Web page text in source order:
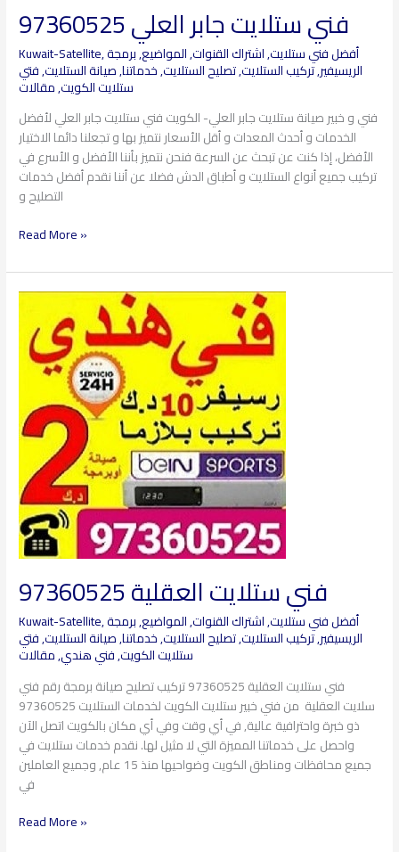
فني ستلايت جابر العلي 97360525
Kuwait-Satellite, أفضل فني ستلايت,اشتراك القنوات,المواضيع,برمجة
الريسيفير,تركيب الستلايت,تصليح الستلايت,خدماتنا,صيانة الستلايت,فتي
ستلايت الكويت,مقالات
فني و خبير صيانة ستلايت جابر العلي- الكويت فني ستلايت جابر العلي لأفضل
الخدمات و أحدث المعدات و أقل الأسعار نتميز بها و تجعلنا دائما الاختيار
الأفضل، إذا كنت عن تبحث عن السرعة فنحن نتميز بأننا الأفضل و الأسرع في
تركيب جميع أنواع الستلايت و أطباق الدش فضلا عن أننا نقدم أفضل خدمات
التصليح و
Read More »
فني ستلايت العقلية​ 97360525
Kuwait-Satellite, أفضل فني ستلايت,اشتراك القنوات,المواضيع,برمجة
الريسيفير,تركيب الستلايت,تصليح الستلايت,خدماتنا,صيانة الستلايت,فتي
ستلايت الكويت,فني هندي,مقالات
فني ستلايت العقلية 97360525 تركيب تصليح صيانة برمجة رقم فني
سلايت العقلية من فني خبير ستلايت الكويت لخدمات الستلايت 97360525
ذو خبرة واحترافية عالية, في أي وقت وفي أي مكان بالكويت اتصل الآن
واحصل على خدماتنا المميزة التي لا مثيل لها. نقدم خدمات ستلايت في
جميع محافظات ومناطق الكويت وضواحيها منذ 15 عام, وجميع العاملين
في
فني
ستلايت
العقلية​
97360525
Read More »